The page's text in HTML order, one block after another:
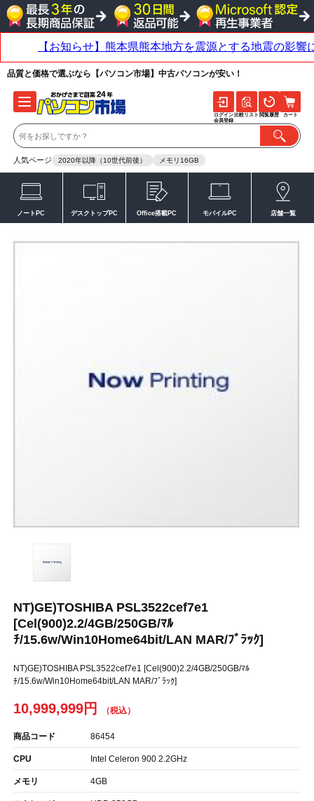
品質と価格で選ぶなら【パソコン市場】中古パソコンが安い！
人気ページ 2020年以降（10世代前後） メモリ16GB
ログイン
会員登録
比較リスト 閲覧履歴 カート
ノートPC デスクトップPC Office搭載PC モバイルPC 店舗一覧
NT)GE)TOSHIBA PSL3522cef7e1
[Cel(900)2.2/4GB/250GB/ﾏﾙ
ﾁ/15.6w/Win10Home64bit/LAN MAR/ﾌﾞﾗｯｸ]
NT)GE)TOSHIBA PSL3522cef7e1 [Cel(900)2.2/4GB/250GB/ﾏﾙ
ﾁ/15.6w/Win10Home64bit/LAN MAR/ﾌﾞﾗｯｸ]
10,999,999円
商品コード 86454
CPU Intel Celeron 900 2.2GHz
メモリ 4GB